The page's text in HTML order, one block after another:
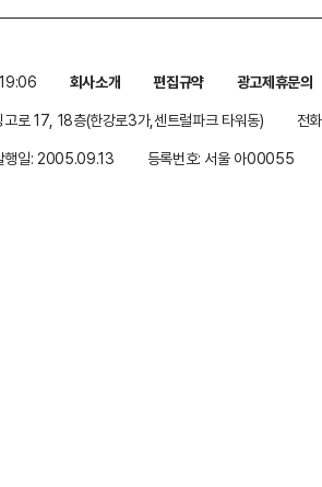
회사소개 편집규약
광고제휴문의
로 17, 18층(한강로3가,센트럴파크 타워동)
전
행일: 2005.09.13 등록번호: 서울 아00055